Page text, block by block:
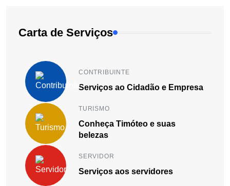
Carta de Serviços
CONTRIBUINTE
Serviços ao Cidadão e Empresa
TURISMO
Conheça Timóteo e suas
belezas
SERVIDOR
Serviços aos servidores